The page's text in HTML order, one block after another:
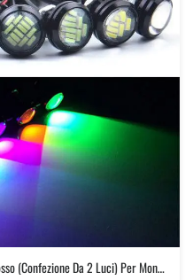
LUCI LED Eagle Eye Led Light Giallo E Rosso (confezione Da 2 Luci) Per Monopattini Elettrici E Bici